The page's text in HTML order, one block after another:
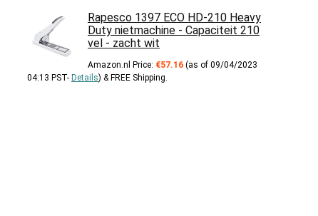
Rapesco 1397 ECO HD-210 Heavy
Duty nietmachine - Capaciteit 210
vel - zacht wit
Amazon.nl Price: €57.16 (as of 09/04/2023
04:13 PST- Details) & FREE Shipping.